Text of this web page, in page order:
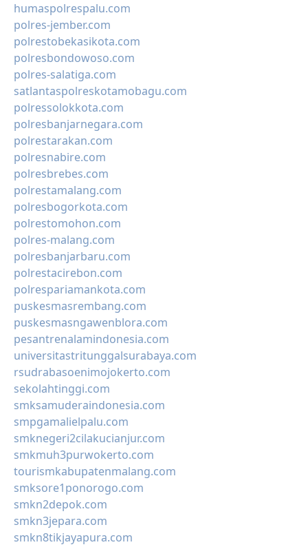
humaspolrespalu.com
polres-jember.com
polrestobekasikota.com
polresbondowoso.com
polres-salatiga.com
satlantaspolreskotamobagu.com
polressolokkota.com
polresbanjarnegara.com
polrestarakan.com
polresnabire.com
polresbrebes.com
polrestamalang.com
polresbogorkota.com
polrestomohon.com
polres-malang.com
polresbanjarbaru.com
polrestacirebon.com
polrespariamankota.com
puskesmasrembang.com
puskesmasngawenblora.com
pesantrenalamindonesia.com
universitastritunggalsurabaya.com
rsudrabasoenimojokerto.com
sekolahtinggi.com
smksamuderaindonesia.com
smpgamalielpalu.com
smknegeri2cilakucianjur.com
smkmuh3purwokerto.com
tourismkabupatenmalang.com
smksore1ponorogo.com
smkn2depok.com
smkn3jepara.com
smkn8tikjayapura.com